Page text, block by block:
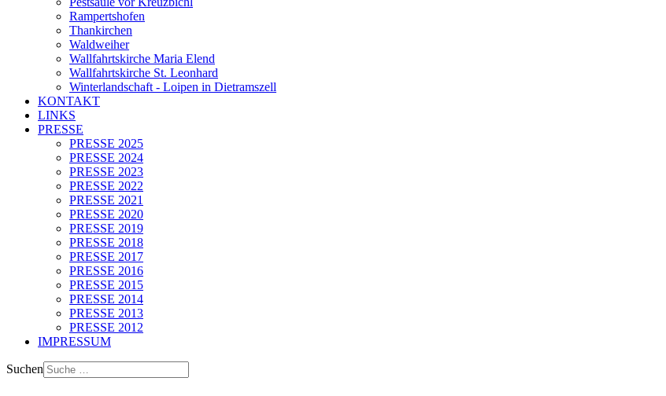
Rampertshofen
Thankirchen
Waldweiher
Wallfahrtskirche Maria Elend
Wallfahrtskirche St. Leonhard
Winterlandschaft - Loipen in Dietramszell
KONTAKT
LINKS
PRESSE
PRESSE 2025
PRESSE 2024
PRESSE 2023
PRESSE 2022
PRESSE 2021
PRESSE 2020
PRESSE 2019
PRESSE 2018
PRESSE 2017
PRESSE 2016
PRESSE 2015
PRESSE 2014
PRESSE 2013
PRESSE 2012
IMPRESSUM
Suchen